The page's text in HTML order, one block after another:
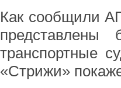
Как сообщили
транспортные
«Стрижи»